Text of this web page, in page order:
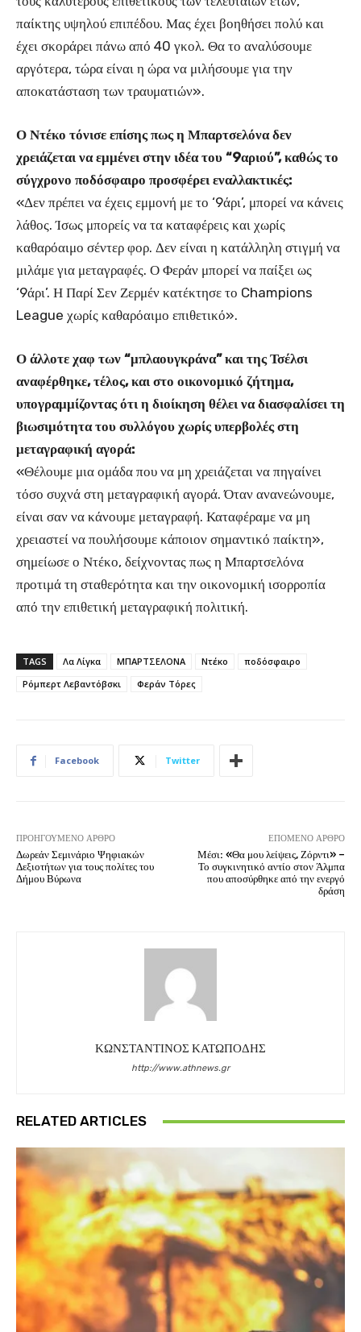
παίκτης υψηλού επιπέδου. Μας έχει βοηθήσει πολύ και
έχει σκοράρει πάνω από 40 γκολ. Θα το αναλύσουμε
αργότερα, τώρα είναι η ώρα να μιλήσουμε για την
αποκατάσταση των τραυματιών».
Ο Ντέκο τόνισε επίσης πως η Μπαρτσελόνα δεν
χρειάζεται να εμμένει στην ιδέα του “9αριού”, καθώς το
σύγχρονο ποδόσφαιρο προσφέρει εναλλακτικές:
«Δεν πρέπει να έχεις εμμονή με το ‘9άρι’, μπορεί να κάνεις
λάθος. Ίσως μπορείς να τα καταφέρεις και χωρίς
καθαρόαιμο σέντερ φορ. Δεν είναι η κατάλληλη στιγμή να
μιλάμε για μεταγραφές. Ο Φεράν μπορεί να παίξει ως
‘9άρι’. Η Παρί Σεν Ζερμέν κατέκτησε το Champions
League χωρίς καθαρόαιμο επιθετικό».
Ο άλλοτε χαφ των “μπλαουγκράνα” και της Τσέλσι
αναφέρθηκε, τέλος, και στο οικονομικό ζήτημα,
υπογραμμίζοντας ότι η διοίκηση θέλει να διασφαλίσει τη
βιωσιμότητα του συλλόγου χωρίς υπερβολές στη
μεταγραφική αγορά:
«Θέλουμε μια ομάδα που να μη χρειάζεται να πηγαίνει
τόσο συχνά στη μεταγραφική αγορά. Όταν ανανεώνουμε,
είναι σαν να κάνουμε μεταγραφή. Καταφέραμε να μη
χρειαστεί να πουλήσουμε κάποιον σημαντικό παίκτη»,
σημείωσε ο Ντέκο, δείχνοντας πως η Μπαρτσελόνα
προτιμά τη σταθερότητα και την οικονομική ισορροπία
από την επιθετική μεταγραφική πολιτική.
TAGS Λα Λίγκα ΜΠΑΡΤΣΕΛΟΝΑ Ντέκο
ποδόσφαιρο
Ρόμπερτ Λεβαντόβσκι
Φεράν Τόρες
Facebook Twitter
ΠΡΟΗΓΟΎΜΕΝΟ ΆΡΘΡΟ
Δωρεάν Σεμινάριο Ψηφιακών
Δεξιοτήτων για τους πολίτες του
Δήμου Βύρωνα
ΕΠΌΜΕΝΟ ΆΡΘΡΟ
Μέσι: «Θα μου λείψεις, Ζόρντι» –
Το συγκινητικό αντίο στον Άλμπα
που αποσύρθηκε από την ενεργό
δράση
ΚΩΝΣΤΑΝΤΙΝΟΣ ΚΑΤΩΠΟΔΗΣ
http://www.athnews.gr
RELATED ARTICLES